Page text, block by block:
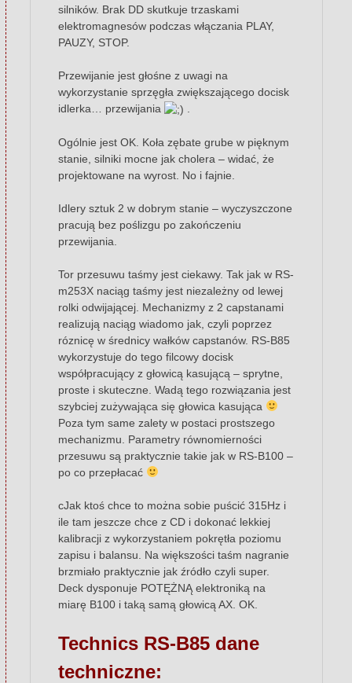
silników. Brak DD skutkuje trzaskami
elektromagnesów podczas włączania PLAY,
PAUZY, STOP.
Przewijanie jest głośne z uwagi na
wykorzystanie sprzęgła zwiększającego docisk
idlerka… przewijania
Ogólnie jest OK. Koła zębate grube w pięknym
stanie, silniki mocne jak cholera – widać, że
projektowane na wyrost. No i fajnie.
Idlery sztuk 2 w dobrym stanie – wyczyszczone
pracują bez poślizgu po zakończeniu
przewijania.
Tor przesuwu taśmy jest ciekawy. Tak jak w RS-
m253X naciąg taśmy jest niezależny od lewej
rolki odwijającej. Mechanizmy z 2 capstanami
realizują naciąg wiadomo jak, czyli poprzez
róznicę w średnicy wałków capstanów. RS-B85
wykorzystuje do tego filcowy docisk
współpracujący z głowicą kasującą – sprytne,
proste i skuteczne. Wadą tego rozwiązania jest
szybciej zużywająca się głowica kasująca
Poza tym same zalety w postaci prostszego
mechanizmu. Parametry równomierności
przesuwu są praktycznie takie jak w RS-B100 –
po co przepłacać
cJak ktoś chce to można sobie puścić 315Hz i
ile tam jeszcze chce z CD i dokonać lekkiej
kalibracji z wykorzystaniem pokrętła poziomu
zapisu i balansu. Na większości taśm nagranie
brzmiało praktycznie jak źródło czyli super.
Deck dysponuje POTĘŻNĄ elektroniką na
miarę B100 i taką samą głowicą AX. OK.
Technics RS-B85 dane
techniczne: